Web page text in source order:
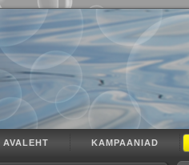
AVALEHT KAMPAANIAD